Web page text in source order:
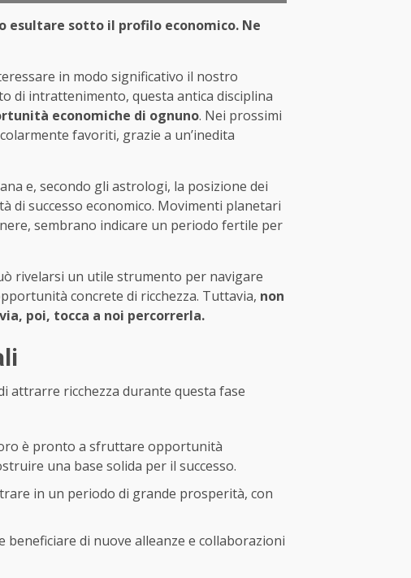
esultare sotto il profilo economico. Ne
in modo significativo il nostro
di intrattenimento, questa antica disciplina
economiche di ognuno. Nei prossimi
favoriti, grazie a un’inedita
e, secondo gli astrologi, la posizione dei
di successo economico. Movimenti planetari
sembrano indicare un periodo fertile per
rivelarsi un utile strumento per navigare
concrete di ricchezza. Tuttavia, non
poi, tocca a noi percorrerla.
attrarre ricchezza durante questa fase
è pronto a sfruttare opportunità
una base solida per il successo.
in un periodo di grande prosperità, con
di nuove alleanze e collaborazioni